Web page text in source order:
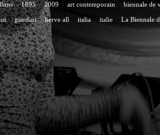
1895 2009 art contemporain biennale de
giardini herve all italia italie La Biennale